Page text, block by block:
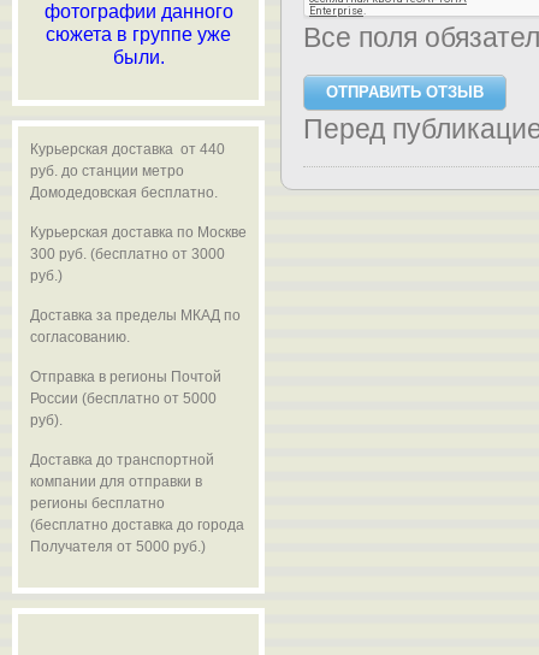
Все поля
Перед
фотографии данного
сюжета в группе уже
были.
Курьерская доставка от 440
руб. до станции метро
Домодедовская бесплатно.
Курьерская доставка по Москве
300 руб. (бесплатно от 3000
руб.)
Доставка за пределы МКАД по
согласованию.
Отправка в регионы Почтой
России (бесплатно от 5000
руб).
Доставка до транспортной
компании для отправки в
регионы бесплатно
(бесплатно доставка до города
Получателя от 5000 руб.)